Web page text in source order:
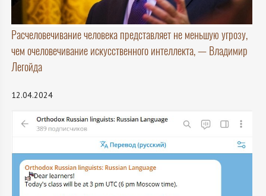
Расчеловечивание человека представляет не меньшую угрозу,
чем очеловечивание искусственного интеллекта, — Владимир
Легойда
12.04.2024